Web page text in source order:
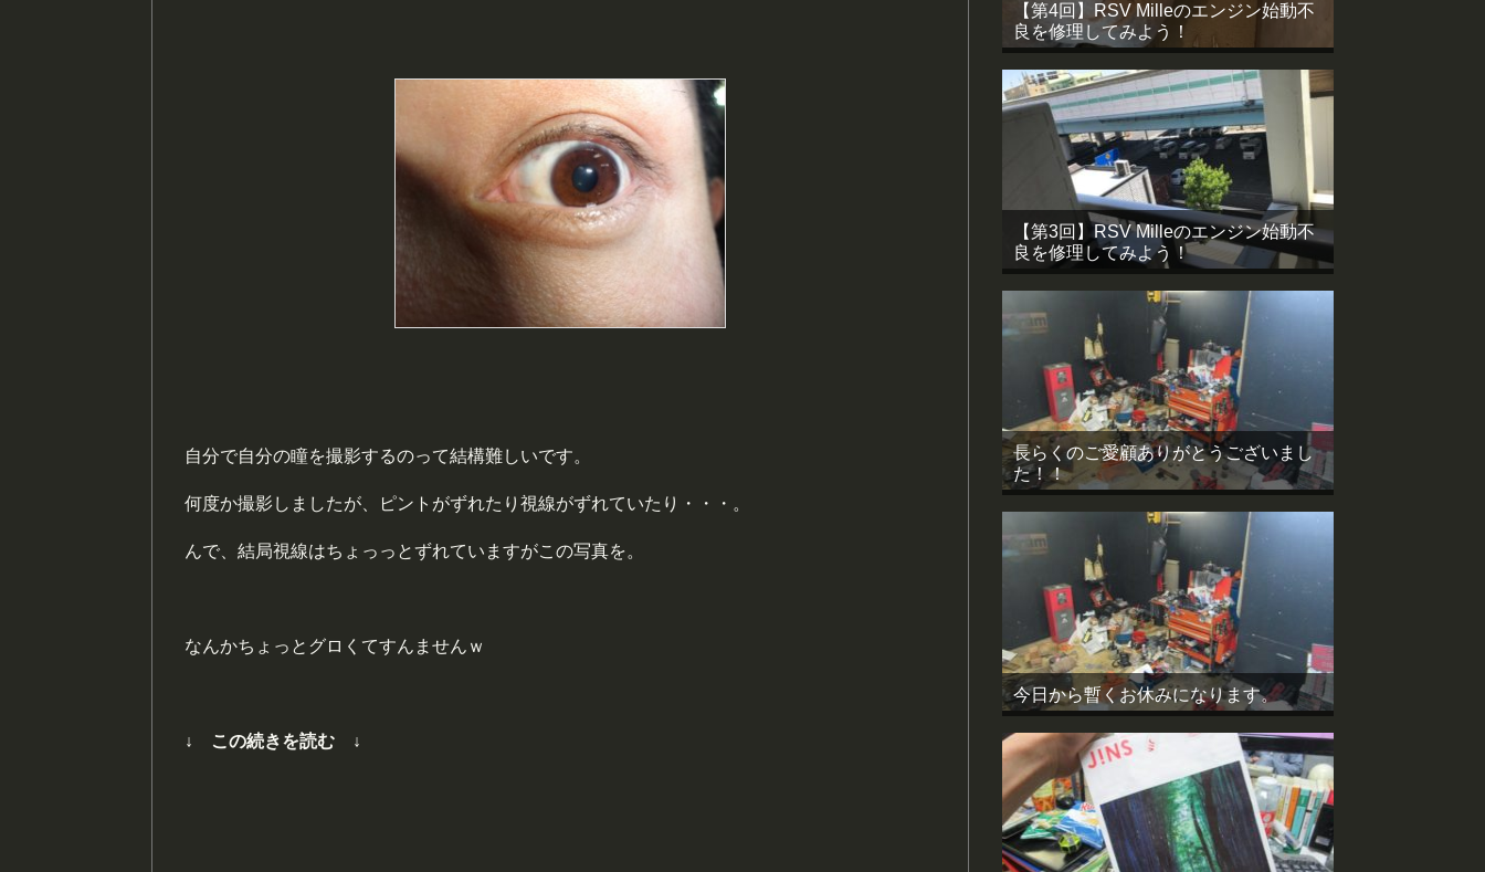
自分で自分の瞳を撮影するのって結構難しいです。
何度か撮影しましたが、ピントがずれたり視線がずれていたり・・・。
んで、結局視線はちょっっとずれていますがこの写真を。
なんかちょっとグロくてすんませんｗ
↓ この続きを読む ↓
【第4回】RSV Milleのエンジン始動不
良を修理してみよう！
【第3回】RSV Milleのエンジン始動不
良を修理してみよう！
長らくのご愛顧ありがとうございまし
た！！
今日から暫くお休みになります。